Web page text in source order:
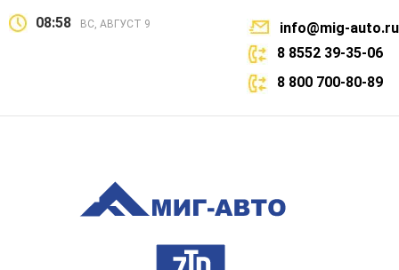
08:58 ВС, АВГУСТ 9
info@mig-auto.ru
8 8552 39-35-06
8 800 700-80-89